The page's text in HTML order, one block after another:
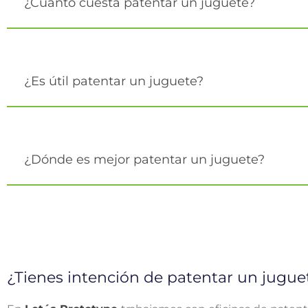
¿Es útil patentar un juguete?
¿Dónde es mejor patentar un juguete?
¿Tienes intención de patentar un